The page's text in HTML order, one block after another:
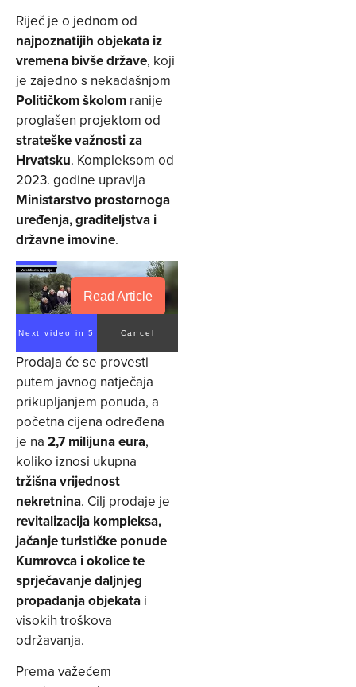
Riječ je o jednom od
najpoznatijih objekata iz
vremena bivše države, koji
je zajedno s nekadašnjom
Političkom školom ranije
proglašen projektom od
strateške važnosti za
Hrvatsku. Kompleksom od
2023. godine upravlja
Ministarstvo prostornoga
uređenja, graditeljstva i
državne imovine.
Read Article
Next video in 5 Cancel
Prodaja će se provesti
putem javnog natječaja
prikupljanjem ponuda, a
početna cijena određena
je na 2,7 milijuna eura,
koliko iznosi ukupna
tržišna vrijednost
nekretnina. Cilj prodaje je
revitalizacija kompleksa,
jačanje turističke ponude
Kumrovca i okolice te
sprječavanje daljnjeg
propadanja objekata i
visokih troškova
održavanja.
Prema važećem